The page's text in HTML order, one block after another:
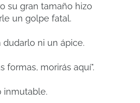
su gran tamaño hizo
un golpe fatal.
dudarlo ni un ápice.
formas, morirás aquí".
inmutable.